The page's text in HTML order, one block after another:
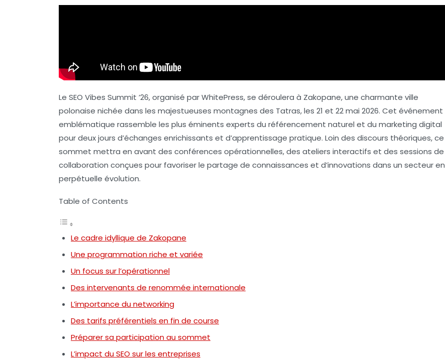
Le SEO Vibes Summit ’26, organisé par WhitePress, se déroulera à Zakopane, une charmante ville
polonaise nichée dans les majestueuses montagnes des Tatras, les 21 et 22 mai 2026. Cet événement
emblématique rassemble les plus éminents experts du référencement naturel et du marketing digital
pour deux jours d’échanges enrichissants et d’apprentissage pratique. Loin des discours théoriques, ce
sommet mettra en avant des conférences opérationnelles, des ateliers interactifs et des sessions de
collaboration conçues pour favoriser le partage de connaissances et d’innovations dans un secteur en
perpétuelle évolution.
Table of Contents
Le cadre idyllique de Zakopane
Une programmation riche et variée
Un focus sur l’opérationnel
Des intervenants de renommée internationale
L’importance du networking
Des tarifs préférentiels en fin de course
Préparer sa participation au sommet
L’impact du SEO sur les entreprises